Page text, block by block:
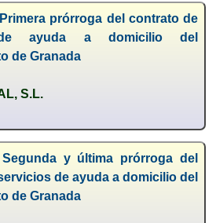
prórroga del contrato de
ayuda a domicilio del
de Granada
S.L.
Segunda y última prórroga del
de ayuda a domicilio del
de Granada